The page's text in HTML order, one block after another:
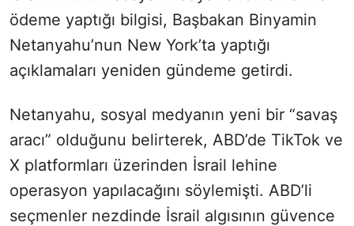
ödeme yaptığı bilgisi, Başbakan Binyamin
Netanyahu’nun New York’ta yaptığı
açıklamaları yeniden gündeme getirdi.
Netanyahu, sosyal medyanın yeni bir “savaş
aracı” olduğunu belirterek, ABD’de TikTok ve
X platformları üzerinden İsrail lehine
operasyon yapılacağını söylemişti. ABD’li
seçmenler nezdinde İsrail algısının güvence